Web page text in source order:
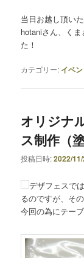
当日お越し頂い
hotaniさん、く
た！
カテゴリー: イベン
オリジナ
ス制作（塗
投稿日時:2022/
デザフェスで
るのですが、そ
今回の為にテー